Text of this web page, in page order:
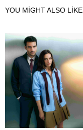
YOU MIGHT ALSO LIKE